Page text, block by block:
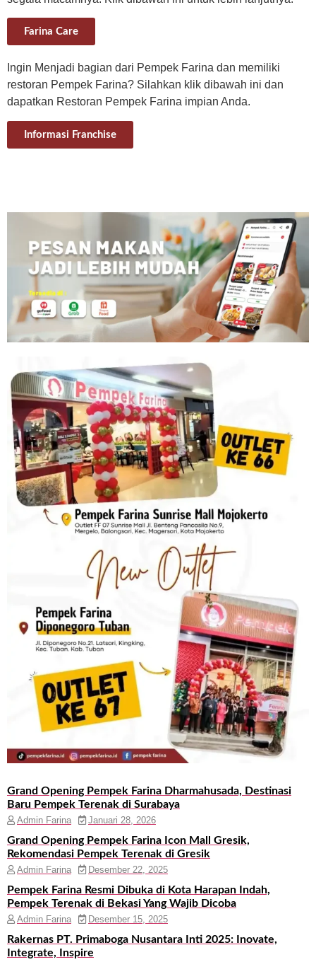
Farina Care
Ingin Menjadi bagian dari Pempek Farina dan memiliki
restoran Pempek Farina? Silahkan klik dibawah ini dan
dapatkan Restoran Pempek Farina impian Anda.
Informasi Franchise
Grand Opening Pempek Farina Dharmahusada, Destinasi
Baru Pempek Terenak di Surabaya
Admin Farina Januari 28, 2026
Grand Opening Pempek Farina Icon Mall Gresik,
Rekomendasi Pempek Terenak di Gresik
Admin Farina Desember 22, 2025
Pempek Farina Resmi Dibuka di Kota Harapan Indah,
Pempek Terenak di Bekasi Yang Wajib Dicoba
Admin Farina Desember 15, 2025
Rakernas PT. Primaboga Nusantara Inti 2025: Inovate,
Integrate, Inspire